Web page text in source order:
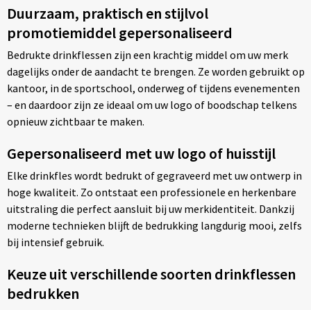
Duurzaam, praktisch en stijlvol
promotiemiddel gepersonaliseerd
Bedrukte drinkflessen zijn een krachtig middel om uw merk
dagelijks onder de aandacht te brengen. Ze worden gebruikt op
kantoor, in de sportschool, onderweg of tijdens evenementen
– en daardoor zijn ze ideaal om uw logo of boodschap telkens
opnieuw zichtbaar te maken.
Gepersonaliseerd met uw logo of huisstijl
Elke drinkfles wordt bedrukt of gegraveerd met uw ontwerp in
hoge kwaliteit. Zo ontstaat een professionele en herkenbare
uitstraling die perfect aansluit bij uw merkidentiteit. Dankzij
moderne technieken blijft de bedrukking langdurig mooi, zelfs
bij intensief gebruik.
Keuze uit verschillende soorten drinkflessen
bedrukken